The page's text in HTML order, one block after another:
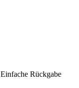
Einfache Rückgabe